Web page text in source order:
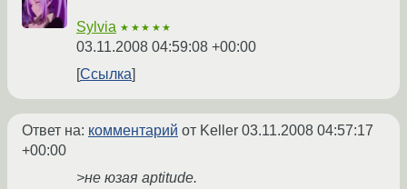
Sylvia ★★★★★
03.11.2008 04:59:08 +00:00
Ссылка
Ответ на: комментарий от Keller 03.11.2008 04:57:17
+00:00
>не юзая aptitude.